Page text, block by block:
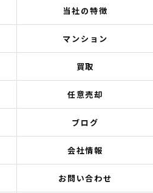
当社の特徴
マンション
買取
任意売却
ブログ
会社情報
お問い合わせ